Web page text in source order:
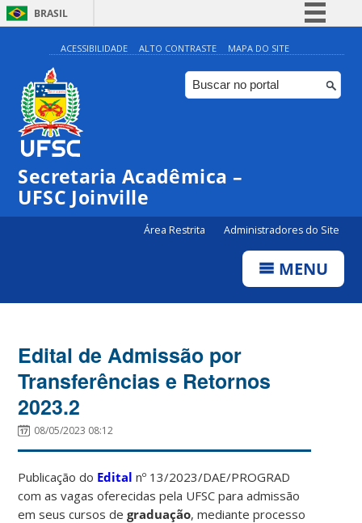
BRASIL
Simplifique!
Comunica BR
Participe
Canais
ACESSIBILIDADE ALTO CONTRASTE MAPA DO SITE
Secretaria Acadêmica –
UFSC Joinville
Área Restrita Administradores do Site
MENU
Edital de Admissão por
Transferências e Retornos
2023.2
08/05/2023 08:12
Publicação do Edital nº 13/2023/DAE/PROGRAD
com as vagas oferecidas pela UFSC para admissão
em seus cursos degraduação, mediante processo